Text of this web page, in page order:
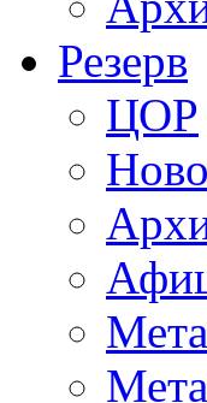
Резерв
ЦОР